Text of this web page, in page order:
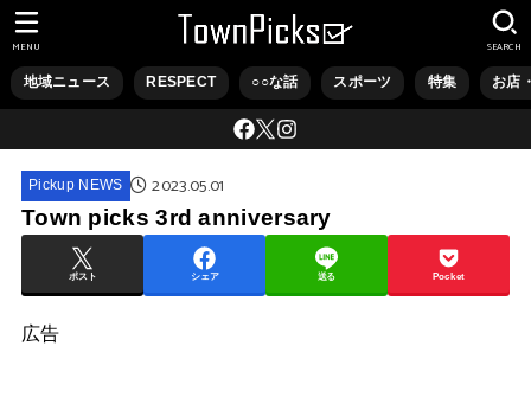
地域ニュース RESPECT ○○な話 スポーツ 特集 お店
SEARCH
MENU
Pickup NEWS 2023.05.01
Town picks 3rd anniversary
ポスト シェア 送る Pocket
広告